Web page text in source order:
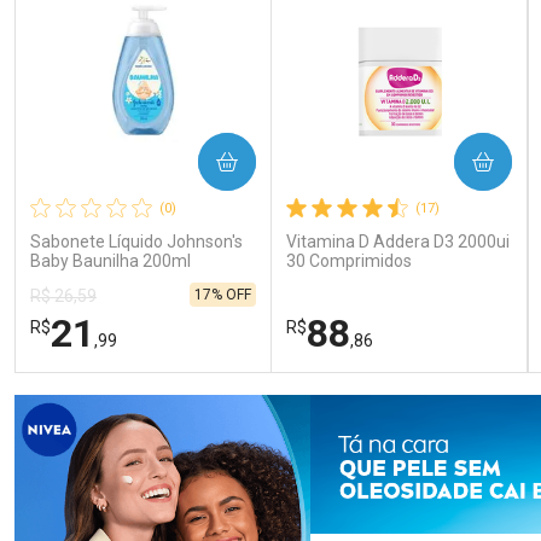
(0)
Sabonete Líquido Johnson's
Baby Baunilha 200ml
R$ 26,59
R$21 ,99
17% OFF
COMPRAR
FECHAR
Laboratório
FECHAR
Por Menos
(17)
Vitamina D Addera D3 2000ui
30 Comprimidos
R$88,86
COMPRAR
Laboratório
Por Menos